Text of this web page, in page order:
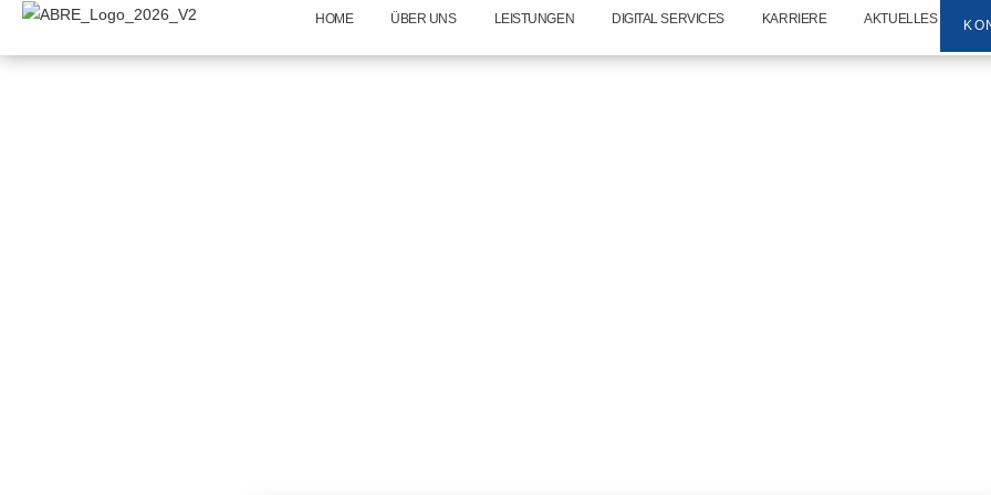
HOME ÜBER UNS LEISTUNGEN DIGITAL SERVICES KARRIERE AKTUELLES